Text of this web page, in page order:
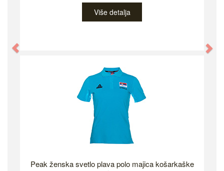
Više detalja
Peak ženska svetlo plava polo majica košarkaške